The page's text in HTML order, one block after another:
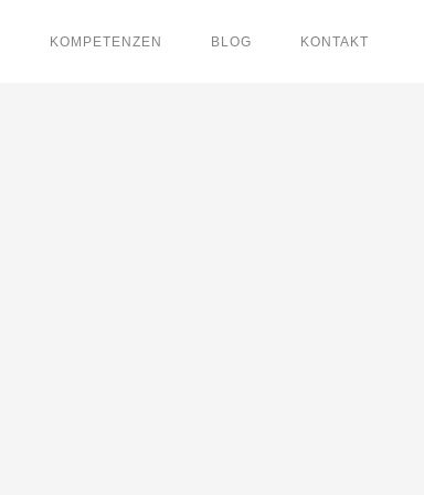
KOMPETENZEN BLOG KONTAKT